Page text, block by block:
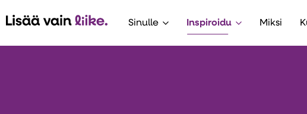
Sinulle
Avaa alavalikko
Inspiroidu
Avaa
Miksi